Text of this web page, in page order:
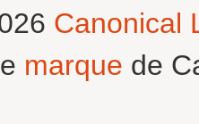
Canonical
marque de